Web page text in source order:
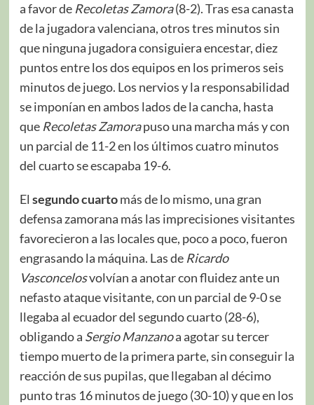
a favor de Recoletas Zamora(8-2). Tras esa canasta
de la jugadora valenciana, otros tres minutos sin
que ninguna jugadora consiguiera encestar, diez
puntos entre los dos equipos en los primeros seis
minutos de juego. Los nervios y la responsabilidad
se imponían en ambos lados de la cancha, hasta
que Recoletas Zamorapuso una marcha más y con
un parcial de 11-2 en los últimos cuatro minutos
del cuarto se escapaba 19-6.
El segundo cuartomás de lo mismo, una gran
defensa zamorana más las imprecisiones visitantes
favorecieron a las locales que, poco a poco, fueron
engrasando la máquina. Las de Ricardo
Vasconcelosvolvían a anotar con fluidez ante un
nefasto ataque visitante, con un parcial de 9-0 se
llegaba al ecuador del segundo cuarto (28-6),
obligando a Sergio Manzanoa agotar su tercer
tiempo muerto de la primera parte, sin conseguir la
reacción de sus pupilas, que llegaban al décimo
punto tras 16 minutos de juego (30-10) y que en los